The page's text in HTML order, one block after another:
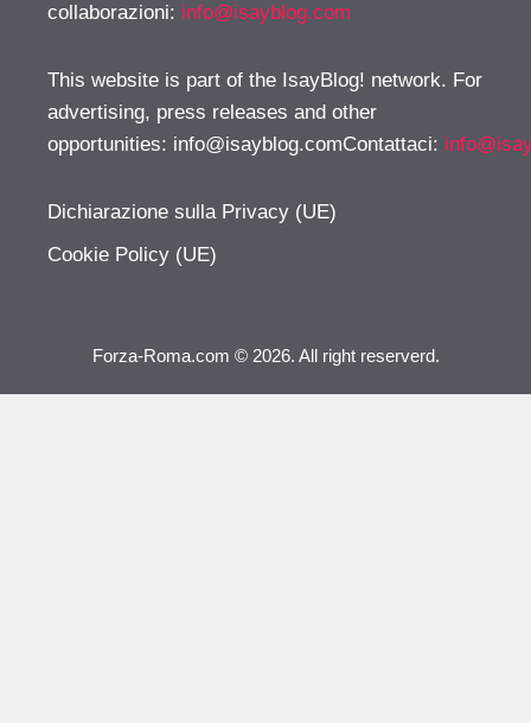
collaborazioni: info@isayblog.com
This website is part of the IsayBlog! network. For
advertising, press releases and other
opportunities: info@isayblog.comContattaci:
Dichiarazione sulla Privacy (UE)
Cookie Policy (UE)
Forza-Roma.com © 2026. All right reserverd.